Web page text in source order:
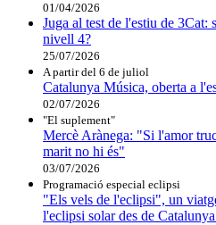
01/04/2026
Juga al test de l'estiu de 3Cat:
nivell 4?
25/07/2026
A partir del 6 de juliol
Catalunya Música, oberta a
02/07/2026
"El suplement"
Mercè Arànega: "Si l'amor
marit no hi és"
03/07/2026
Programació especial eclipsi
"Els vels de l'eclipsi", un
l'eclipsi solar des de